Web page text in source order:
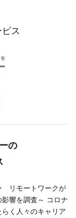
ス
の
リモートワークが
響を調査～ コロナ
く人々のキャリア